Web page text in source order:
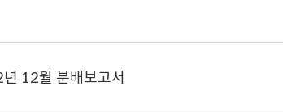
12월 분배보고서